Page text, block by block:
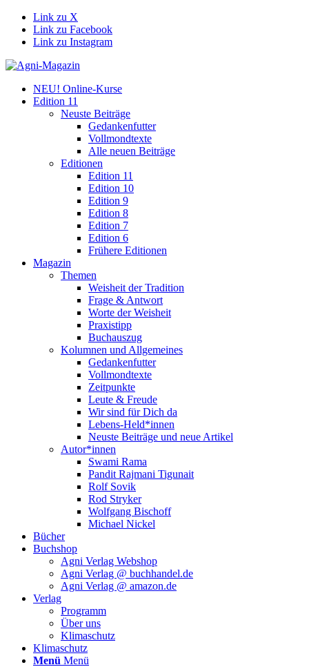
Link zu X
Link zu Facebook
Link zu Instagram
NEU! Online-Kurse
Edition 11
Neuste Beiträge
Gedankenfutter
Vollmondtexte
Alle neuen Beiträge
Editionen
Edition 11
Edition 10
Edition 9
Edition 8
Edition 7
Edition 6
Frühere Editionen
Magazin
Themen
Weisheit der Tradition
Frage & Antwort
Worte der Weisheit
Praxistipp
Buchauszug
Kolumnen und Allgemeines
Gedankenfutter
Vollmondtexte
Zeitpunkte
Leute & Freude
Wir sind für Dich da
Lebens-Held*innen
Neuste Beiträge und neue Artikel
Autor*innen
Swami Rama
Pandit Rajmani Tigunait
Rolf Sovik
Rod Stryker
Wolfgang Bischoff
Michael Nickel
Bücher
Buchshop
Agni Verlag Webshop
Agni Verlag @ buchhandel.de
Agni Verlag @ amazon.de
Verlag
Programm
Über uns
Klimaschutz
Klimaschutz
Menü Menü